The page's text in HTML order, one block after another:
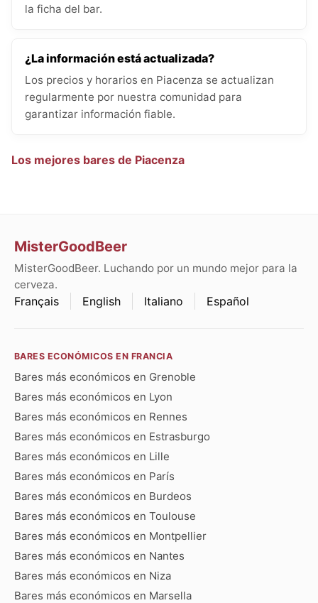
la ficha del bar.
¿La información está actualizada?
Los precios y horarios en Piacenza se actualizan
regularmente por nuestra comunidad para
garantizar información fiable.
Los mejores bares de Piacenza
MisterGoodBeer
MisterGoodBeer. Luchando por un mundo mejor para la
cerveza.
Français English Italiano Español
BARES ECONÓMICOS EN FRANCIA
Bares más económicos en Grenoble
Bares más económicos en Lyon
Bares más económicos en Rennes
Bares más económicos en Estrasburgo
Bares más económicos en Lille
Bares más económicos en París
Bares más económicos en Burdeos
Bares más económicos en Toulouse
Bares más económicos en Montpellier
Bares más económicos en Nantes
Bares más económicos en Niza
Bares más económicos en Marsella